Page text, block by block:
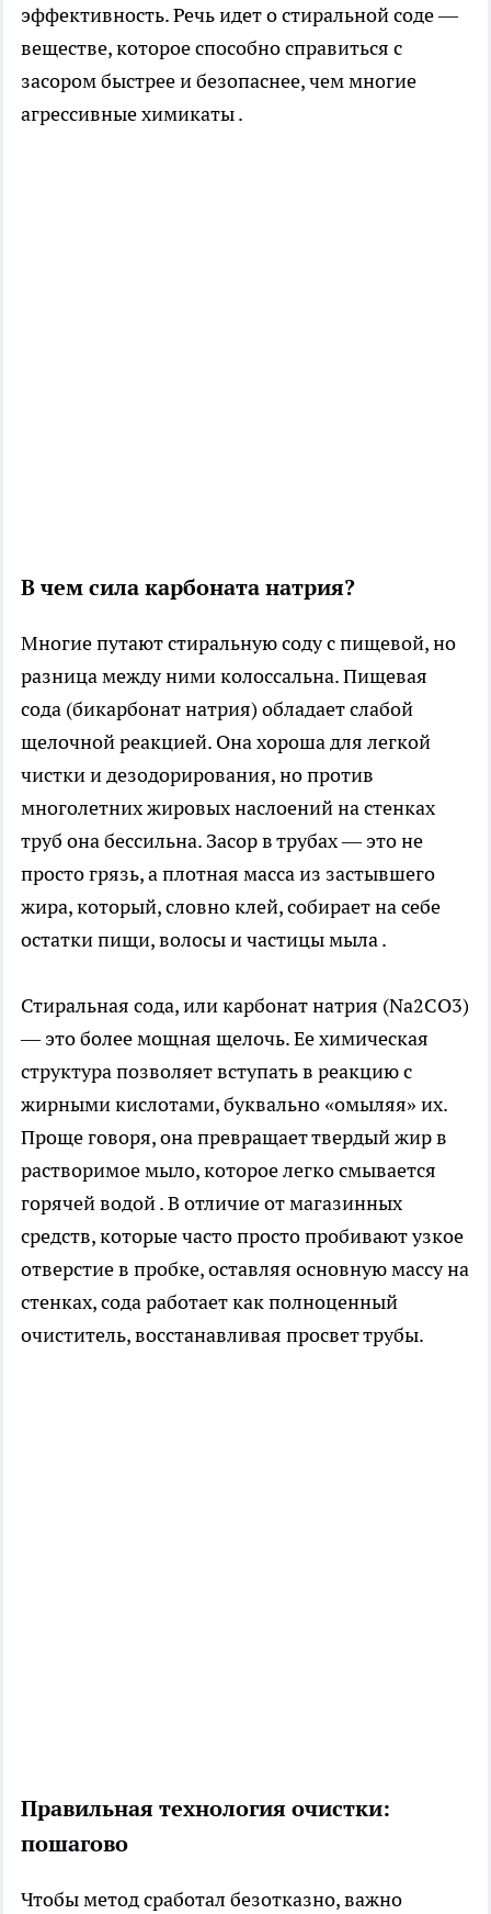
эффективность. Речь идет о стиральной соде —
веществе, которое способно справиться с
засором быстрее и безопаснее, чем многие
агрессивные химикаты .
В чем сила карбоната натрия?
Многие путают стиральную соду с пищевой, но
разница между ними колоссальна. Пищевая
сода (бикарбонат натрия) обладает слабой
щелочной реакцией. Она хороша для легкой
чистки и дезодорирования, но против
многолетних жировых наслоений на стенках
труб она бессильна. Засор в трубах — это не
просто грязь, а плотная масса из застывшего
жира, который, словно клей, собирает на себе
остатки пищи, волосы и частицы мыла .
Стиральная сода, или карбонат натрия (Na2CO3)
— это более мощная щелочь. Ее химическая
структура позволяет вступать в реакцию с
жирными кислотами, буквально «омыляя» их.
Проще говоря, она превращает твердый жир в
растворимое мыло, которое легко смывается
горячей водой . В отличие от магазинных
средств, которые часто просто пробивают узкое
отверстие в пробке, оставляя основную массу на
стенках, сода работает как полноценный
очиститель, восстанавливая просвет трубы.
Правильная технология очистки:
пошагово
Чтобы метод сработал безотказно, важно